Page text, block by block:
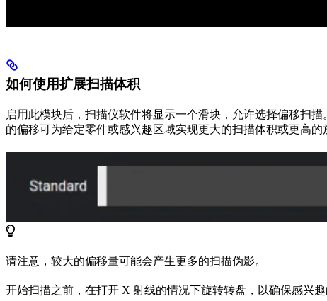
如何使用扩展扫描体积
启用此模块后，扫描仪软件将显示一个滑块，允许选择偏移扫
的偏移可为给定零件或感兴趣区域实现更大的扫描体积或更高的
请注意，较大的偏移量可能会产生更多的扫描伪影。
开始扫描之前，在打开 X 射线的情况下旋转转盘，以确保感兴